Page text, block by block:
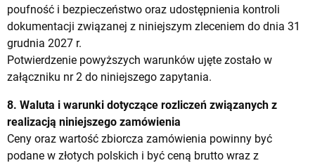
poufność i bezpieczeństwo oraz udostępnienia kontroli
dokumentacji związanej z niniejszym zleceniem do dnia 31
grudnia 2027 r.
Potwierdzenie powyższych warunków ujęte zostało w
załączniku nr 2 do niniejszego zapytania.
8. Waluta i warunki dotyczące rozliczeń związanych z
realizacją niniejszego zamówienia
Ceny oraz wartość zbiorcza zamówienia powinny być
podane w złotych polskich i być ceną brutto wraz z